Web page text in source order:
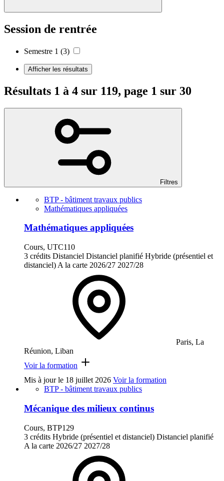
Session de rentrée
Semestre 1 (3)
Afficher les résultats
Résultats 1 à 4 sur 119, page 1 sur 30
Filtres
BTP - bâtiment travaux publics
Mathématiques appliquées
Mathématiques appliquées
Cours, UTC110
3 crédits Distanciel Distanciel planifié Hybride (présentiel et
distanciel) A la carte 2026/27 2027/28
Paris, La
Réunion, Liban
Voir la formation
Mis à jour le 18 juillet 2026 Voir la formation
BTP - bâtiment travaux publics
Mécanique des milieux continus
Cours, BTP129
3 crédits Hybride (présentiel et distanciel) Distanciel planifié
A la carte 2026/27 2027/28